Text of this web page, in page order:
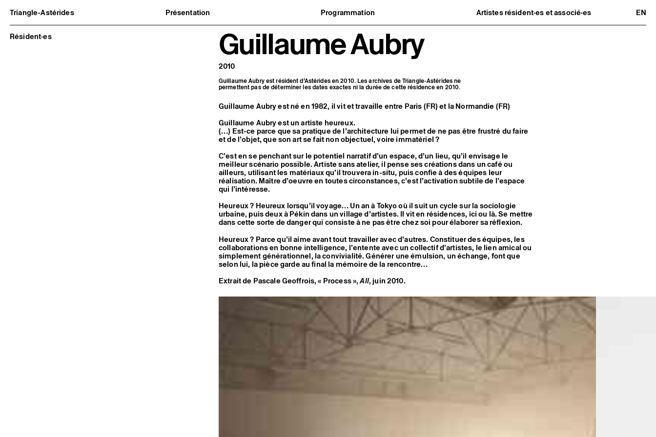
Triangle-Astérides Présentation Programmation Artistes résident·es et associé·es
EN
Centre d’art contemporain
d’intérêt national
et résidence internationale d'artistes
À propos
Équipe et gouvernance
Partenaires et réseaux
Formation professionnelle
Adhérer / nous soutenir
Rapports d'activité
Agenda : en cours et à venir
Expositions
Événements
Programmation éditoriale
Médiation
Résident·es
Résident·es Guillaume Aubry
2010
Guillaume Aubry est résident d’Astérides en 2010. Les archives de Triangle-Astérides ne
permettent pas de déterminer les dates exactes ni la durée de cette résidence en 2010.
Guillaume Aubry est né en 1982, il vit et travaille entre Paris (FR) et la Normandie (FR)
Guillaume Aubry est un artiste heureux.
(…) Est-ce parce que sa pratique de l’architecture lui permet de ne pas être frustré du faire
et de l’objet, que son art se fait non objectuel, voire immatériel ?
C’est en se penchant sur le potentiel narratif d’un espace, d’un lieu, qu’il envisage le
meilleur scénario possible. Artiste sans atelier, il pense ses créations dans un café ou
ailleurs, utilisant les matériaux qu’il trouvera in-situ, puis confie à des équipes leur
réalisation. Maître d’oeuvre en toutes circonstances, c’est l’activation subtile de l’espace
qui l’intéresse.
Heureux ? Heureux lorsqu’il voyage… Un an à Tokyo où il suit un cycle sur la sociologie
urbaine, puis deux à Pékin dans un village d’artistes. Il vit en résidences, ici ou là. Se mettre
dans cette sorte de danger qui consiste à ne pas être chez soi pour élaborer sa réflexion.
Heureux ? Parce qu’il aime avant tout travailler avec d’autres. Constituer des équipes, les
collaborations en bonne intelligence, l’entente avec un collectif d’artistes, le lien amical ou
simplement générationnel, la convivialité. Générer une émulsion, un échange, font que
selon lui, la pièce garde au final la mémoire de la rencontre…
Extrait de Pascale Geoffrois, « Process »,All, juin 2010.